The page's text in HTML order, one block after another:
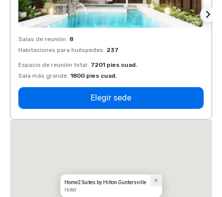
Salas de reunión: 8
Habitaciones para huéspedes: 237
Espacio de reunión total: 7201 pies cuad.
Sala más grande: 1800 pies cuad.
Elegir sede
Home2 Suites by Hilton Guntersville
Hotel